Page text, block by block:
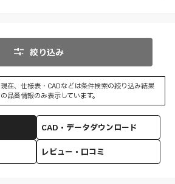
絞り込み
現在、仕様表・CADなどは条件検索の絞り込み結果
の品番情報のみ表示しています。
CAD・データダウンロード
レビュー・口コミ